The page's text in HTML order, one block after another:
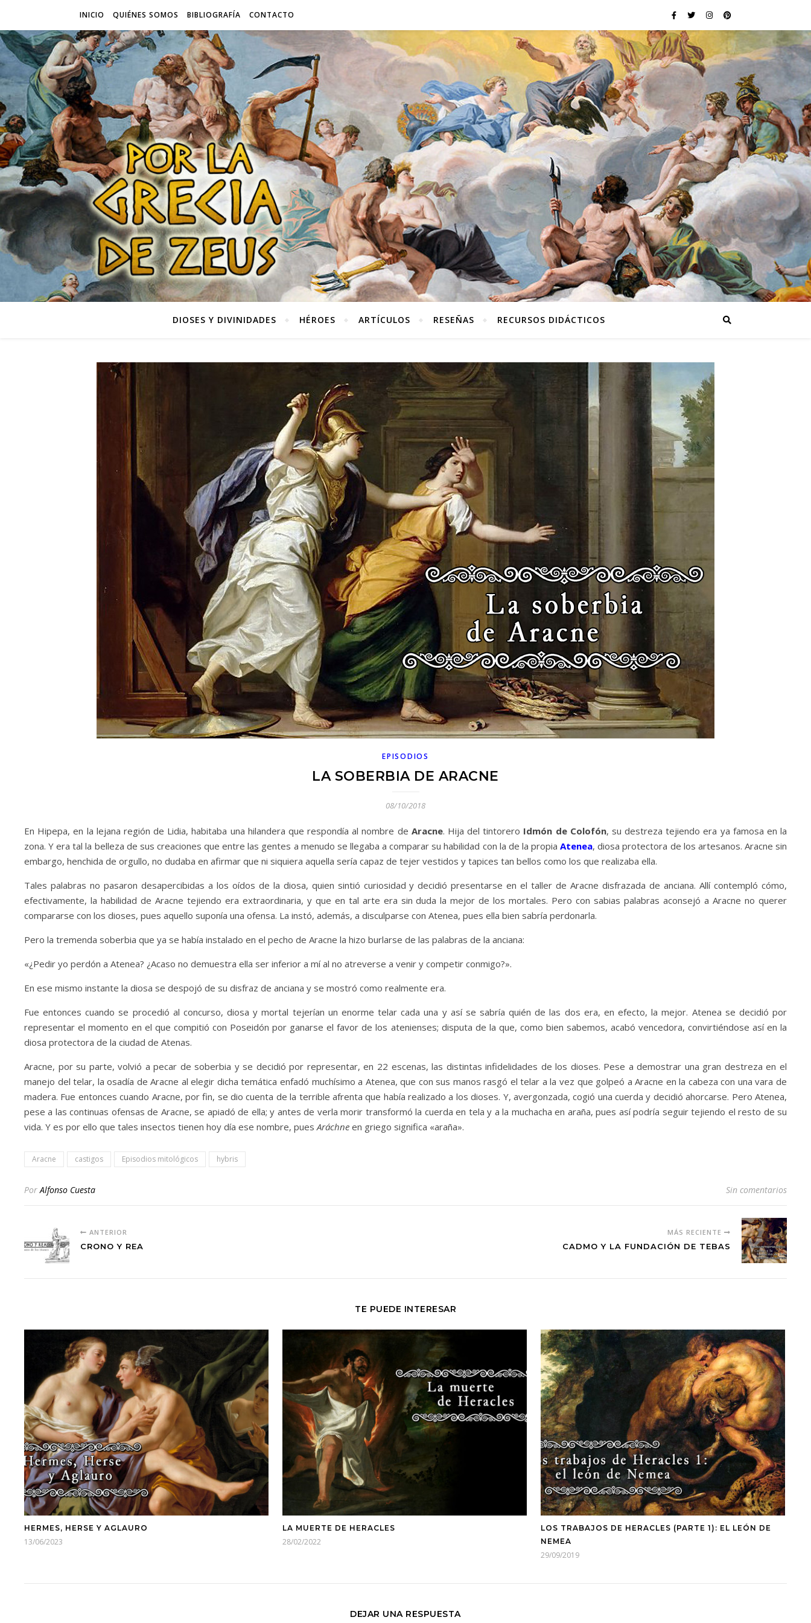
INICIO QUIÉNES SOMOS BIBLIOGRAFÍA CONTACTO
DIOSES Y DIVINIDADES HÉROES ARTÍCULOS RESEÑAS RECURSOS DIDÁCTICOS
EPISODIOS
LA SOBERBIA DE ARACNE
08/10/2018
En Hipepa, en la lejana región de Lidia, habitaba una hilandera que respondía al nombre de Aracne. Hija del tintorero Idmón de Colofón, su destreza tejiendo era ya famosa en la
zona. Y era tal la belleza de sus creaciones que entre las gentes a menudo se llegaba a comparar su habilidad con la de la propiaAtenea, diosa protectora de los artesanos. Aracne sin
embargo, henchida de orgullo, no dudaba en afirmar que ni siquiera aquella sería capaz de tejer vestidos y tapices tan bellos como los que realizaba ella.
Tales palabras no pasaron desapercibidas a los oídos de la diosa, quien sintió curiosidad y decidió presentarse en el taller de Aracne disfrazada de anciana. Allí contempló cómo,
efectivamente, la habilidad de Aracne tejiendo era extraordinaria, y que en tal arte era sin duda la mejor de los mortales. Pero con sabias palabras aconsejó a Aracne no querer
compararse con los dioses, pues aquello suponía una ofensa. La instó, además, a disculparse con Atenea, pues ella bien sabría perdonarla.
Pero la tremenda soberbia que ya se había instalado en el pecho de Aracne la hizo burlarse de las palabras de la anciana:
«¿Pedir yo perdón a Atenea? ¿Acaso no demuestra ella ser inferior a mí al no atreverse a venir y competir conmigo?».
En ese mismo instante la diosa se despojó de su disfraz de anciana y se mostró como realmente era.
Fue entonces cuando se procedió al concurso, diosa y mortal tejerían un enorme telar cada una y así se sabría quién de las dos era, en efecto, la mejor. Atenea se decidió por
representar el momento en el que compitió con Poseidón por ganarse el favor de los atenienses; disputa de la que, como bien sabemos, acabó vencedora, convirtiéndose así en la
diosa protectora de la ciudad de Atenas.
Aracne, por su parte, volvió a pecar de soberbia y se decidió por representar, en 22 escenas, las distintas infidelidades de los dioses. Pese a demostrar una gran destreza en el
manejo del telar, la osadía de Aracne al elegir dicha temática enfadó muchísimo a Atenea, que con sus manos rasgó el telar a la vez que golpeó a Aracne en la cabeza con una vara de
madera. Fue entonces cuando Aracne, por fin, se dio cuenta de la terrible afrenta que había realizado a los dioses. Y, avergonzada, cogió una cuerda y decidió ahorcarse. Pero Atenea,
pese a las continuas ofensas de Aracne, se apiadó de ella; y antes de verla morir transformó la cuerda en tela y a la muchacha en araña, pues así podría seguir tejiendo el resto de su
vida. Y es por ello que tales insectos tienen hoy día ese nombre, puesAráchne en griego significa «araña».
Aracne castigos Episodios mitológicos hybris
PorAlfonso Cuesta Sin comentarios
ANTERIOR
CRONO Y REA
MÁS RECIENTE
CADMO Y LA FUNDACIÓN DE TEBAS
TE PUEDE INTERESAR
HERMES, HERSE Y AGLAURO
13/06/2023
LA MUERTE DE HERACLES
28/02/2022
LOS TRABAJOS DE HERACLES (PARTE 1): EL LEÓN DE
NEMEA
29/09/2019
DEJAR UNA RESPUESTA